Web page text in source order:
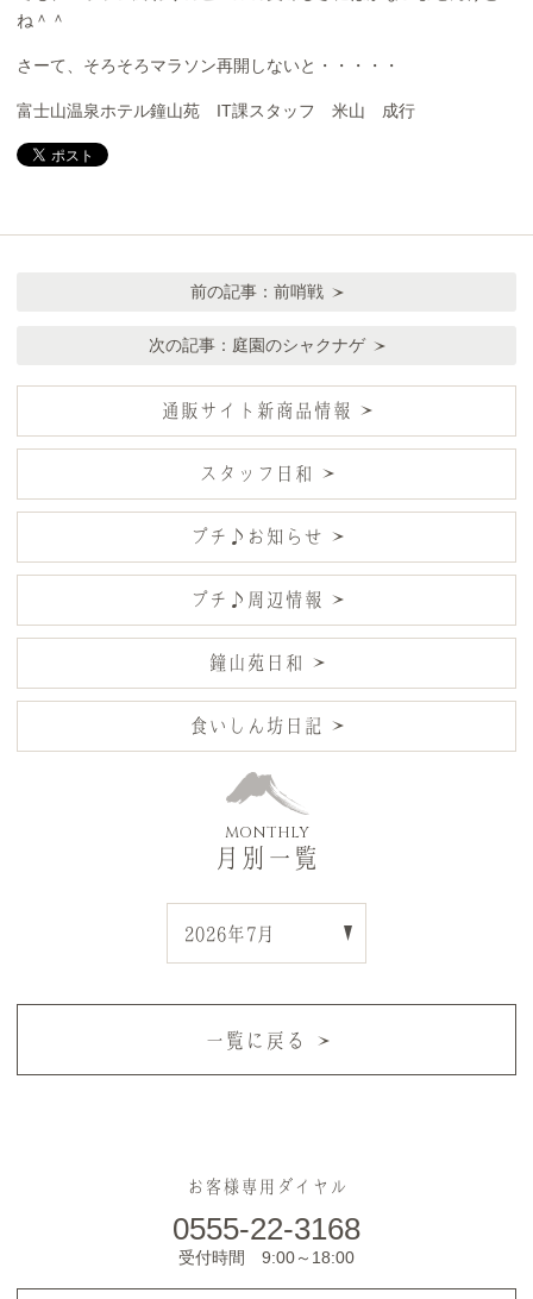
ね＾＾
さーて、そろそろマラソン再開しないと・・・・・
富士山温泉ホテル鐘山苑 IT課スタッフ 米山 成行
前の記事： 前哨戦
次の記事： 庭園のシャクナゲ
通販サイト新商品情報
スタッフ日和
プチ♪お知らせ
プチ♪周辺情報
鐘山苑日和
食いしん坊日記
MONTHLY
月別一覧
一覧に戻る
お客様専用ダイヤル
0555-22-3168
受付時間 9:00～18:00